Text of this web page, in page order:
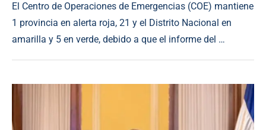
El Centro de Operaciones de Emergencias (COE) mantiene
1 provincia en alerta roja, 21 y el Distrito Nacional en
amarilla y 5 en verde, debido a que el informe del …